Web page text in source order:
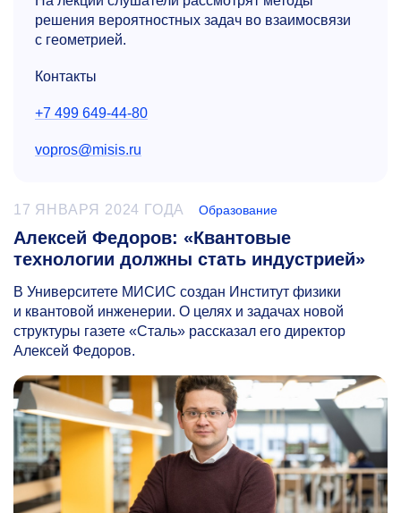
решения вероятностных задач во взаимосвязи
с геометрией.
Контакты
+7 499 649-44-80
vopros@misis.ru
17 ЯНВАРЯ 2024 ГОДА Образование
Алексей Федоров: «Квантовые
технологии должны стать индустрией»
В Университете МИСИС создан Институт физики
и квантовой инженерии. О целях и задачах новой
структуры газете «Сталь» рассказал его директор
Алексей Федоров.